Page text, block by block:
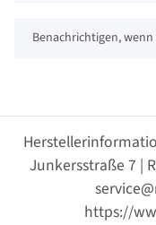
Benachrichtigen,
Junkersstraße 7 |
https://